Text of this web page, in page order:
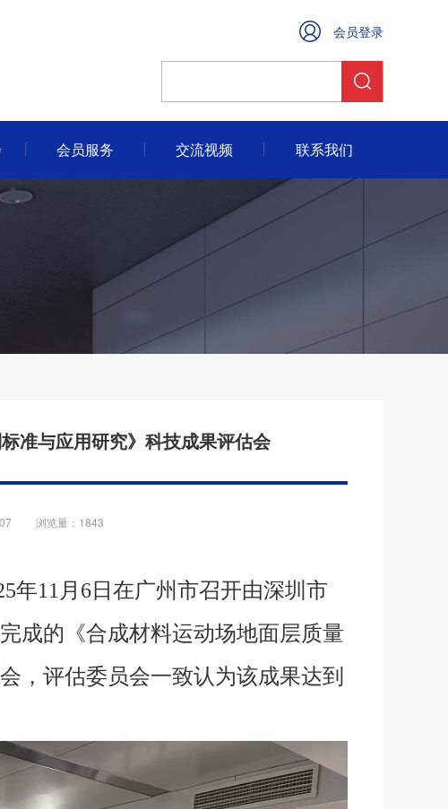
会员登录
会员服务 交流视频 联系我们
准与应用研究》科技成果评估会
07 浏览量：1843
年11月6日在广州市召开由深圳市
成的《合成材料运动场地面层质量
，评估委员会一致认为该成果达到